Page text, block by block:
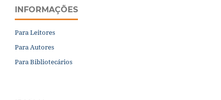
INFORMAÇÕES
Para Leitores
Para Autores
Para Bibliotecários